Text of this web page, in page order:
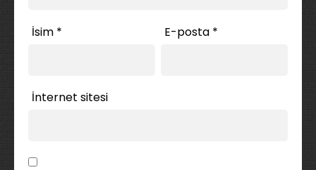
İsim * E-posta *
İnternet sitesi